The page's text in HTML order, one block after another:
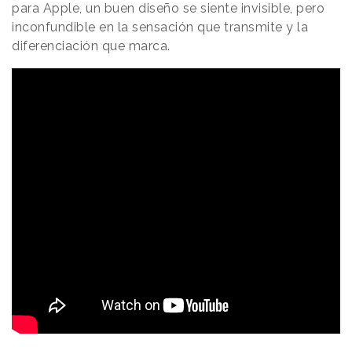
para Apple, un buen diseño se siente invisible, pero
inconfundible en la sensación que transmite y la
diferenciación que marca.